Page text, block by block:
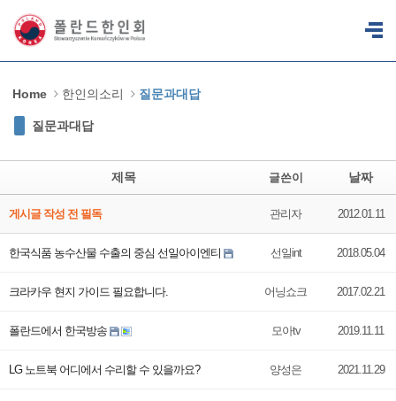
Home 한인의소리 질문과대답
질문과대답
제목 글쓴이 날짜
게시글 작성 전 필독 관리자 2012.01.11
한국식품 농수산물 수출의 중심 선일아이엔티 선일int 2018.05.04
크라카우 현지 가이드 필요합니다. 어닝쇼크 2017.02.21
폴란드에서 한국방송 모아tv 2019.11.11
LG 노트북 어디에서 수리할 수 있을까요? 양성은 2021.11.29